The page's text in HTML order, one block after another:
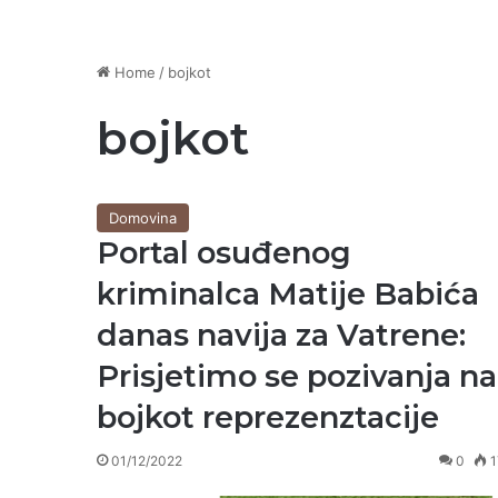
Home / bojkot
bojkot
Domovina
Portal osuđenog
kriminalca Matije Babića
danas navija za Vatrene:
Prisjetimo se pozivanja na
bojkot reprezenztacije
01/12/2022 0